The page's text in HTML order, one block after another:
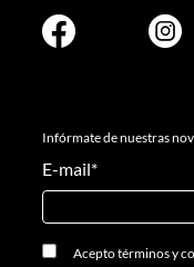
Infórmate de nuestras
E-mail*
Aceptotérminos y